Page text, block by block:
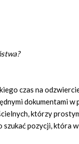
czas na
dokumentami
którzy
pozycji, która